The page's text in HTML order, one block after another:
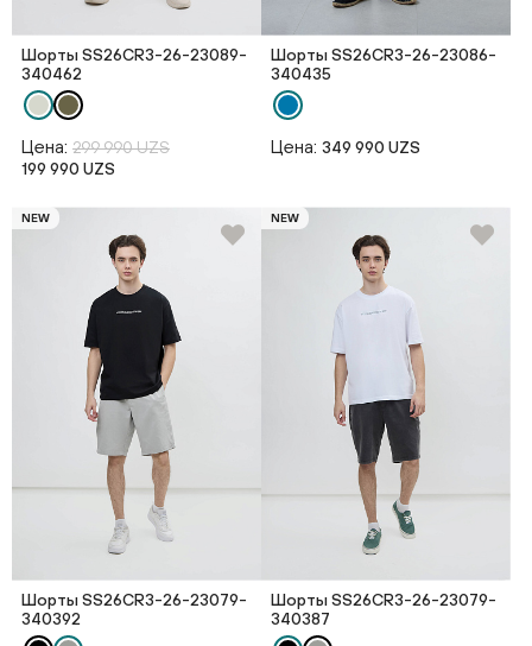
Шорты SS26CR3-26-23089-
340462
Цена: 299 990 UZS
199 990 UZS
Шорты SS26CR3-26-23086-
340435
Цена: 349 990 UZS
NEW
Шорты SS26CR3-26-23079-
340392
NEW
Шорты SS26CR3-26-23079-
340387